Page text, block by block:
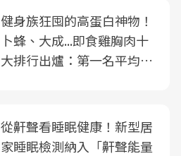
健身族狂囤的高蛋白神物！
卜蜂、大成...即食雞胸肉十
大排行出爐：第一名平均一
從鼾聲看睡眠健康！新型居
家睡眠檢測納入「鼾聲能量